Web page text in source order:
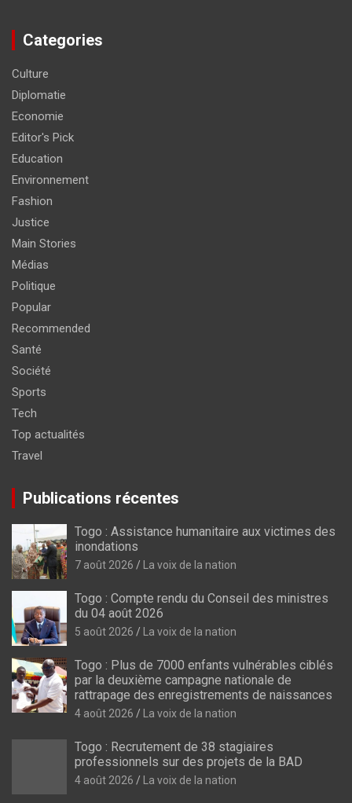
Categories
Culture
Diplomatie
Economie
Editor's Pick
Education
Environnement
Fashion
Justice
Main Stories
Médias
Politique
Popular
Recommended
Santé
Société
Sports
Tech
Top actualités
Travel
Publications récentes
Togo : Assistance humanitaire aux victimes des
inondations
7 août 2026 La voix de la nation
Togo : Compte rendu du Conseil des ministres
du 04 août 2026
5 août 2026 La voix de la nation
Togo : Plus de 7000 enfants vulnérables ciblés
par la deuxième campagne nationale de
rattrapage des enregistrements de naissances
4 août 2026 La voix de la nation
Togo : Recrutement de 38 stagiaires
professionnels sur des projets de la BAD
4 août 2026 La voix de la nation